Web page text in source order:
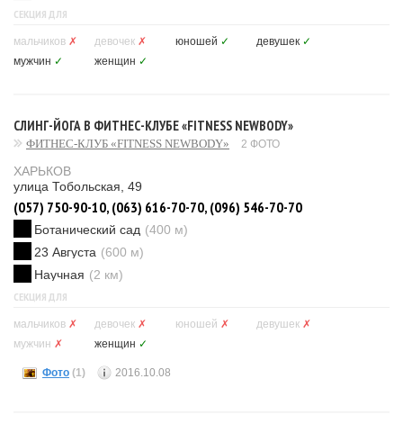
СЕКЦИЯ ДЛЯ
мальчиков ✗ девочек ✗ юношей ✓ девушек ✓
мужчин ✓ женщин ✓
СЛИНГ-ЙОГА В ФИТНЕС-КЛУБЕ «FITNESS NEWBODY»
ФИТНЕС-КЛУБ «FITNESS NEWBODY» 2 ФОТО
ХАРЬКОВ
улица Тобольская, 49
(057) 750-90-10, (063) 616-70-70, (096) 546-70-70
Ботанический сад (400 м)
23 Августа (600 м)
Научная (2 км)
СЕКЦИЯ ДЛЯ
мальчиков ✗ девочек ✗ юношей ✗ девушек ✗
мужчин ✗ женщин ✓
Фото (1) 2016.10.08